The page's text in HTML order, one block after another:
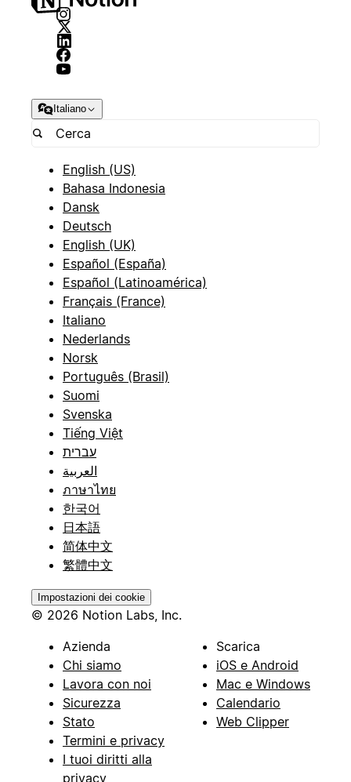
Italiano
English (US)
Bahasa Indonesia
Dansk
Deutsch
English (UK)
Español (España)
Español (Latinoamérica)
Français (France)
Italiano
Nederlands
Norsk
Português (Brasil)
Suomi
Svenska
Tiếng Việt
עברית
العربية
ภาษาไทย
한국어
日本語
简体中文
繁體中文
Impostazioni dei cookie
© 2026 Notion Labs, Inc.
Azienda
Chi siamo
Lavora con noi
Sicurezza
Stato
Termini e privacy
I tuoi diritti alla
privacy
Scarica
iOS e Android
Mac e Windows
Calendario
Web Clipper